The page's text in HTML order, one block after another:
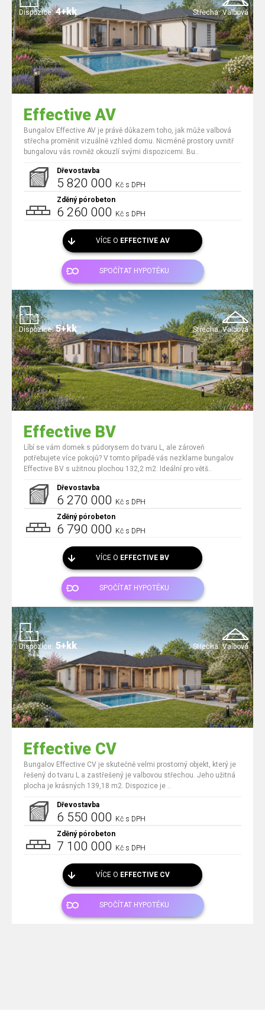
Střecha: Valbová
Dispozice: 4+kk
Effective AV
Bungalov Effective AV je právě důkazem toho, jak může valbová
střecha proměnit vizuálně vzhled domu. Nicméně prostory uvnitř
bungalovu vás rovněž okouzlí svými dispozicemi. Bu..
Dřevostavba
5 820 000 Kč s DPH
Zděný pórobeton
6 260 000 Kč s DPH
VÍCE O EFFECTIVE AV
SPOČÍTAT HYPOTÉKU
Střecha: Valbová
Dispozice: 5+kk
Effective BV
Líbí se vám domek s půdorysem do tvaru L, ale zároveň
potřebujete více pokojů? V tomto případě vás nezklame bungalov
Effective BV s užitnou plochou 132,2 m2. Ideální pro větš..
Dřevostavba
6 270 000 Kč s DPH
Zděný pórobeton
6 790 000 Kč s DPH
VÍCE O EFFECTIVE BV
SPOČÍTAT HYPOTÉKU
Střecha: Valbová
Dispozice: 5+kk
Effective CV
Bungalov Effective CV je skutečně velmi prostorný objekt, který je
řešený do tvaru L a zastřešený je valbovou střechou. Jeho užitná
plocha je krásných 139,18 m2. Dispozice je ..
Dřevostavba
6 550 000 Kč s DPH
Zděný pórobeton
7 100 000 Kč s DPH
VÍCE O EFFECTIVE CV
SPOČÍTAT HYPOTÉKU